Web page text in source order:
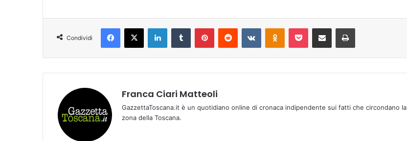
Condividi
Franca Ciari Matteoli
GazzettaToscana.it è un quotidiano online di cronaca indipendente sui fatti che circondano la
zona della Toscana.